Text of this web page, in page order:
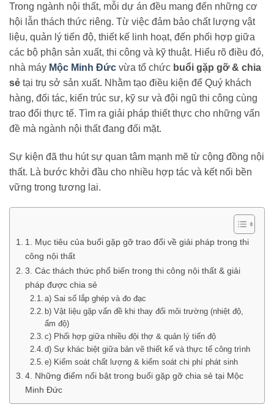
Trong ngành nội thất, mỗi dự án đều mang đến những cơ
hội lẫn thách thức riêng. Từ việc đảm bảo chất lượng vật
liệu, quản lý tiến độ, thiết kế linh hoạt, đến phối hợp giữa
các bộ phận sản xuất, thi công và kỹ thuật. Hiểu rõ điều đó,
nhà máy Mộc Minh Đức vừa tổ chức buổi gặp gỡ & chia
sẻ tại trụ sở sản xuất. Nhằm tạo điều kiện để Quý khách
hàng, đối tác, kiến trúc sư, kỹ sư và đội ngũ thi công cùng
trao đổi thực tế. Tìm ra giải pháp thiết thực cho những vấn
đề mà ngành nội thất đang đối mặt.
Sự kiện đã thu hút sự quan tâm mạnh mẽ từ cộng đồng nội
thất. Là bước khởi đầu cho nhiều hợp tác và kết nối bền
vững trong tương lai.
1. Mục tiêu của buổi gặp gỡ trao đổi về giải pháp trong thi
công nội thất
3. Các thách thức phổ biến trong thi công nội thất & giải
pháp được chia sẻ
a) Sai số lắp ghép và đo đạc
b) Vật liệu gặp vấn đề khi thay đổi môi trường (nhiệt độ,
ẩm độ)
c) Phối hợp giữa nhiều đội thợ & quản lý tiến độ
d) Sự khác biệt giữa bản vẽ thiết kế và thực tế công trình
e) Kiểm soát chất lượng & kiểm soát chi phí phát sinh
4. Những điểm nổi bật trong buổi gặp gỡ chia sẻ tại Mộc
Minh Đức